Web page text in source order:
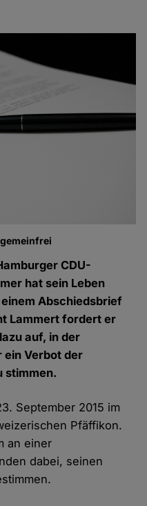
CDU-
hat sein Leben
Abschiedsbrief
Lammert fordert er
auf, in der
ein Verbot der
stimmen.
September 2015 im
Pfäffikon.
an einer
dabei, seinen